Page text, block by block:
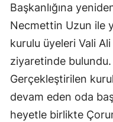
Başkanlığına
Necmettin Uzun ile
kurulu üyeleri Vali
ziyaretinde bulundu.
Gerçekleştirilen
devam eden oda
heyetle birlikte